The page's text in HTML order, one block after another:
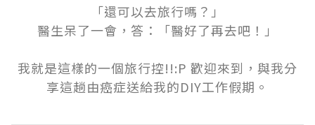
「還可以去旅行嗎？」
醫生呆了一會，答：「醫好了再去吧！」
我就是這樣的一個旅行控!!:P 歡迎來到，與我分
享這趟由癌症送給我的DIY工作假期。